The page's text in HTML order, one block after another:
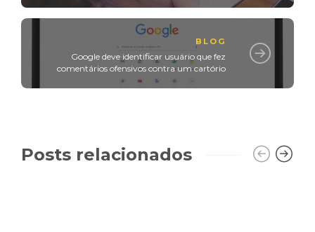
BLOG
Google deve identificar usuário que fez
comentários ofensivos contra um cartório
Posts relacionados